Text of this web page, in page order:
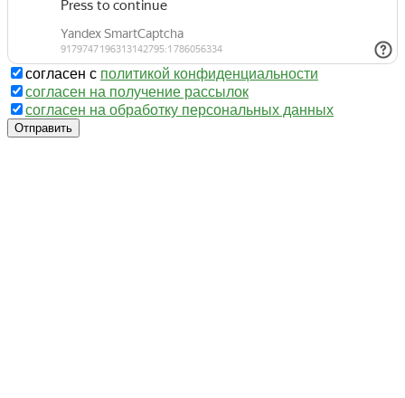
согласен с политикой конфиденциальности
согласен на получение рассылок
согласен на обработку персональных данных
Отправить